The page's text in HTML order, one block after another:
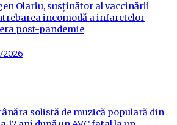
Olariu, susținător al vaccinării
incomodă a infarctelor
post-pandemie
2026
solistă de muzică populară din